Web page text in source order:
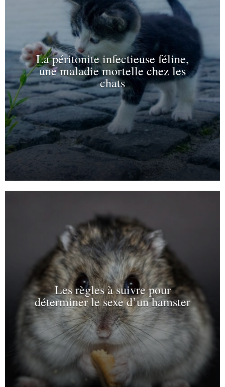
La péritonite infectieuse féline,
une maladie mortelle chez les
chats
Les règles à suivre pour
déterminer le sexe d’un hamster